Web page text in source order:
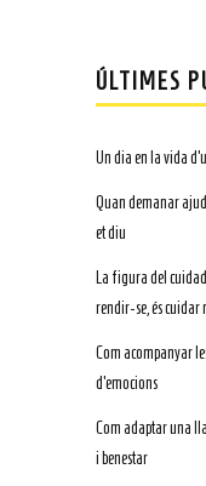
ÚLTIMES
Un dia en la vida
Quan demanar
et diu
La figura del
rendir-se, és
Com acompanyar
d’emocions
Com adaptar una
i benestar